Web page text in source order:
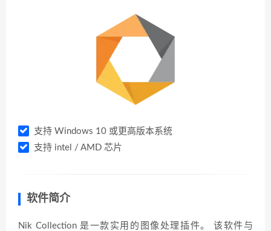
支持 Windows 10 或更高版本系统
支持 intel / AMD 芯片
软件简介
Nik Collection 是一款实用的图像处理插件。 该软件与